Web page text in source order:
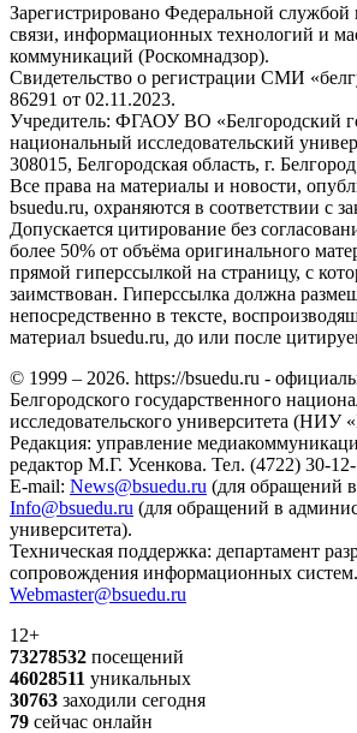
Зарегистрировано Федеральной службой
связи, информационных технологий и
коммуникаций (Роскомнадзор).
Свидетельство о регистрации СМИ
86291 от 02.11.2023.
Учредитель: ФГАОУ ВО «Белгородский
национальный исследовательский
308015, Белгородская область, г.
Все права на материалы и новости,
bsuedu.ru, охраняются в соответствии с
Допускается цитирование без
более 50% от объёма оригинального
прямой гиперссылкой на страницу, с
заимствован. Гиперссылка должна
непосредственно в тексте,
материал bsuedu.ru, до или после
© 1999 – 2026. https://bsuedu.ru -
Белгородского государственного
исследовательского университета (НИУ
Редакция: управление
редактор М.Г. Усенкова. Тел. (4722) 30-
E-mail: News@bsuedu.ru (для обращений
Info@bsuedu.ru (для обращений в
университета).
Техническая поддержка: департамент
сопровождения информационных
Webmaster@bsuedu.ru
12+
73278532 посещений
46028511 уникальных
30763 заходили сегодня
79 сейчас онлайн